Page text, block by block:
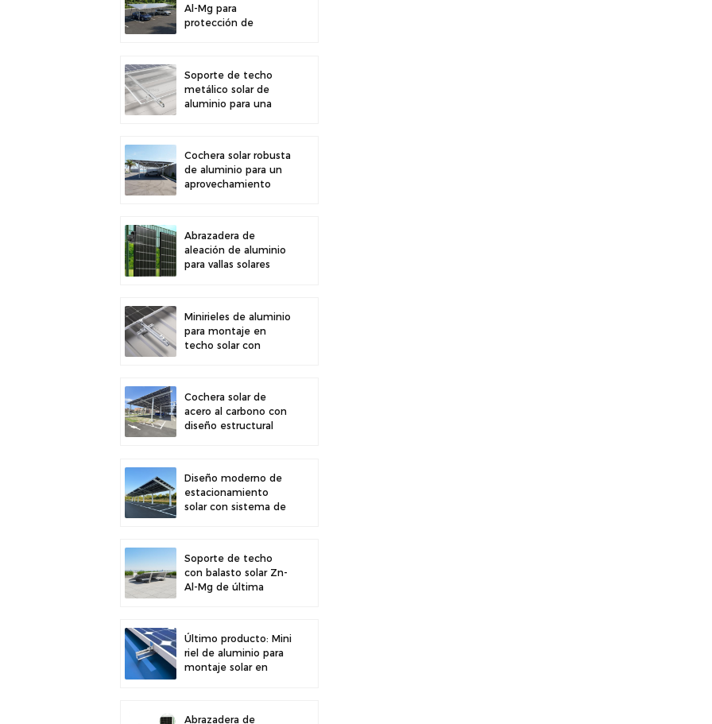
Al-Mg para
protección de
Soporte de techo
metálico solar de
aluminio para una
Cochera solar robusta
de aluminio para un
aprovechamiento
vehículo.
Abrazadera de
aleación de aluminio
para vallas solares
montaje en vallas.
Minirieles de aluminio
para montaje en
techo solar con
Cochera solar de
acero al carbono con
diseño estructural
Diseño moderno de
estacionamiento
solar con sistema de
resistencia
Soporte de techo
con balasto solar Zn-
Al-Mg de última
Último producto: Mini
riel de aluminio para
montaje solar en
Abrazadera de